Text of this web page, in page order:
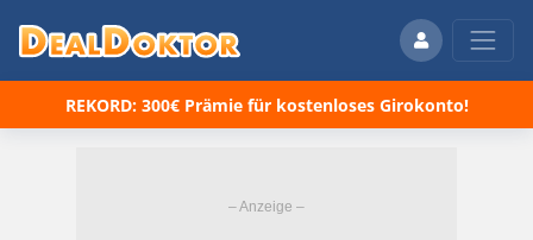
REKORD: 300€ Prämie für kostenloses Girokonto!